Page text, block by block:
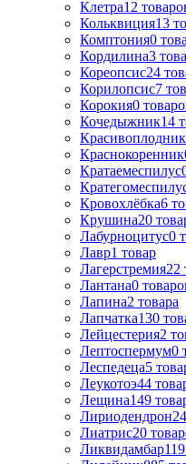
Клетра12
Кольквиция13
Комптония0
Кордилина3
Кореопсис24
Корилопсис7
Корокия0
Кочедыжник14
Красивоплодник
Краснокоренник
Кратаемеспилус
Кровохлёбка6
Крушина20
Лабурноцитус0
Лавр1 товар
Лагерстремия22
Лантана0
Лапина2 товара
Лапчатка130
Лейцестерия2
Лептоспермум0
Леспедеца5
Леукотоэ44
Лещина149
Лиpиодендpон24
Лиатрис20
Ликвидамбар119